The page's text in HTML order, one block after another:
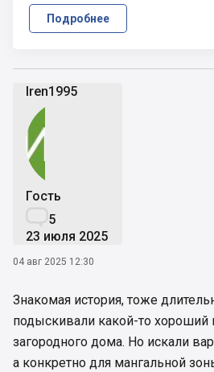
Iren1995
Гость
5
23 июля 2025
04 авг 2025 12:30
Знакомая история, тоже
подыскивали какой-то хороший
загородного дома. Но искали
а конкретно для мангальной
Подробнее